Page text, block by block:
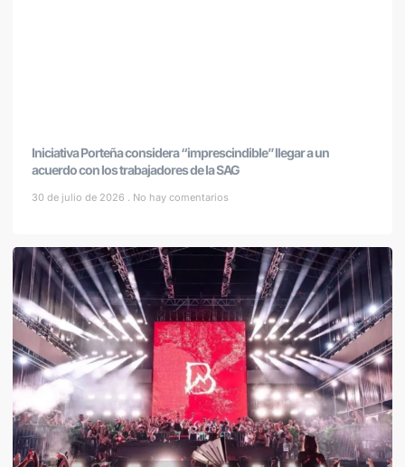
Iniciativa Porteña considera “imprescindible” llegar a un
acuerdo con los trabajadores de la SAG
30 de julio de 2026 No hay comentarios